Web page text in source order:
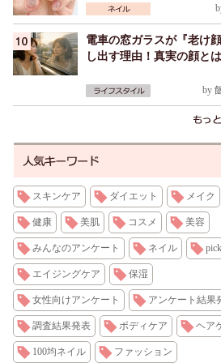
電車の窓ガラスが『老け
し出す理由！真実の顔と
by
スキンケア ダイエット メイク
健康 美肌 コスメ 美容
みんなのアンケート ネイル
エイジングケア 保湿
女性向けアンケート アンケート結果
調査結果発表 ボディケア ヘア
100均ネイル ファッション